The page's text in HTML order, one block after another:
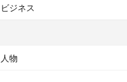
ビジネス
人物